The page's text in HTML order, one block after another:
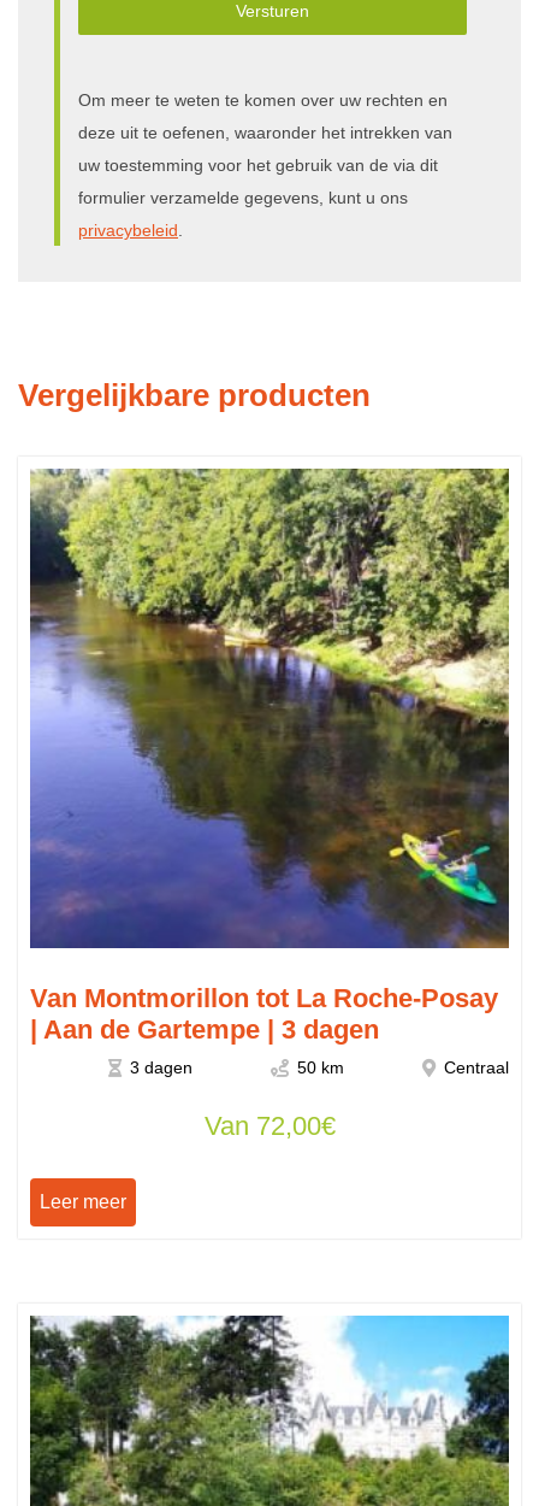
Versturen
Om meer te weten te komen over uw rechten en
deze uit te oefenen, waaronder het intrekken van
uw toestemming voor het gebruik van de via dit
formulier verzamelde gegevens, kunt u ons
privacybeleid
Vergelijkbare producten
Van Montmorillon tot La Roche-Posay
| Aan de Gartempe | 3 dagen
3 dagen 50 km Centraal
Van 72,00€
Leer meer